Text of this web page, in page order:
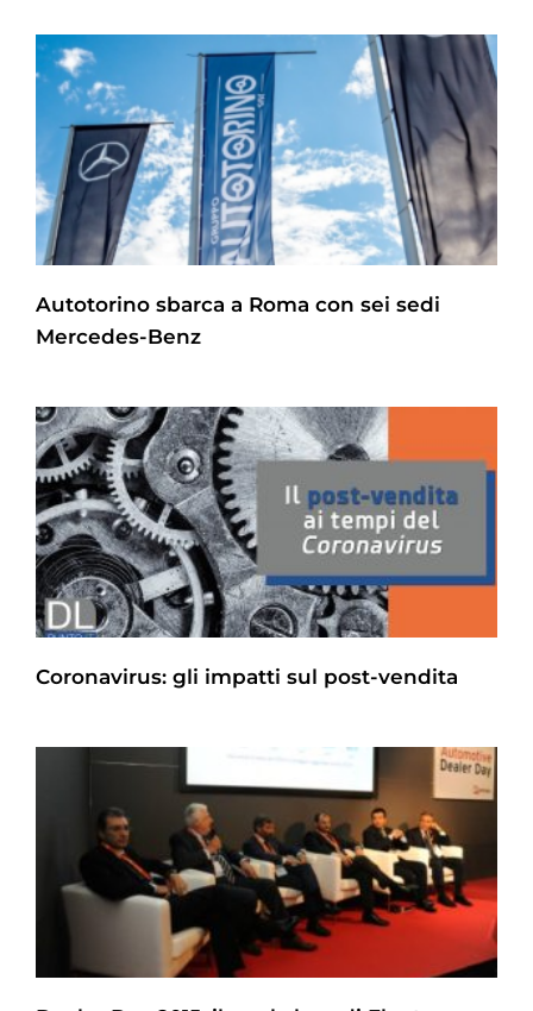
Autotorino sbarca a Roma con sei sedi
Mercedes-Benz
Coronavirus: gli impatti sul post-vendita